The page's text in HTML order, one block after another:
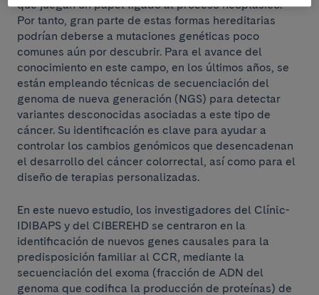
que juegan un papel ligado al proceso neoplásico.
Por tanto, gran parte de estas formas hereditarias
podrían deberse a mutaciones genéticas poco
comunes aún por descubrir. Para el avance del
conocimiento en este campo, en los últimos años, se
están empleando técnicas de secuenciación del
genoma de nueva generación (NGS) para detectar
variantes desconocidas asociadas a este tipo de
cáncer. Su identificación es clave para ayudar a
controlar los cambios genómicos que desencadenan
el desarrollo del cáncer colorrectal, así como para el
diseño de terapias personalizadas.
En este nuevo estudio, los investigadores del Clínic-
IDIBAPS y del CIBEREHD se centraron en la
identificación de nuevos genes causales para la
predisposición familiar al CCR, mediante la
secuenciación del exoma (fracción de ADN del
genoma que codifica la producción de proteínas) de